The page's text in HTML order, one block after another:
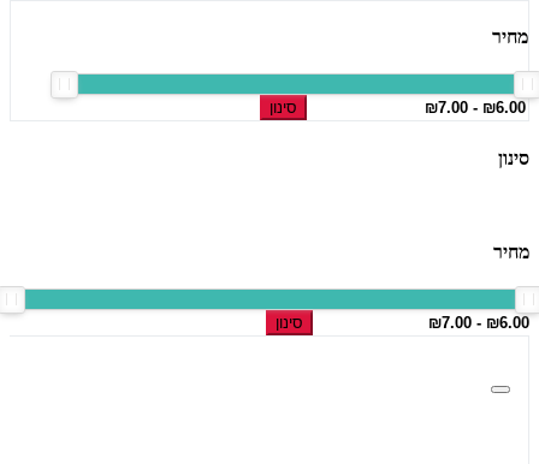
מחיר
סינון
סינון
מחיר
סינון